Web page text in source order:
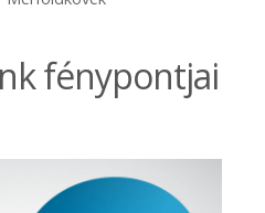
fénypontjai